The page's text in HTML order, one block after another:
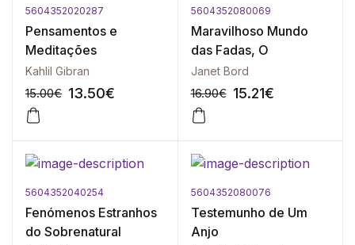
5604352020287
Pensamentos e
Meditações
Kahlil Gibran
15.00€ 13.50€
5604352080069
Maravilhoso Mundo
das Fadas, O
Janet Bord
16.90€ 15.21€
5604352040254
Fenómenos Estranhos
do Sobrenatural
5604352080076
Testemunho de Um
Anjo